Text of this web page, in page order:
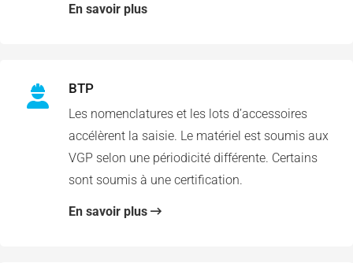
En savoir plus
BTP
Les nomenclatures et les lots d’accessoires
accélèrent la saisie. Le matériel est soumis aux
VGP selon une périodicité différente. Certains
sont soumis à une certification.
En savoir plus